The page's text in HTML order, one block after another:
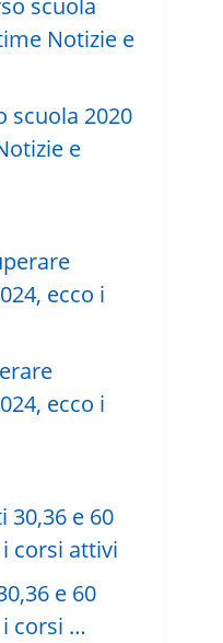
scuola 2020
e
ecco i
e 60
i corsi …